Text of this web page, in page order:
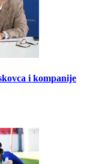
i kompanije